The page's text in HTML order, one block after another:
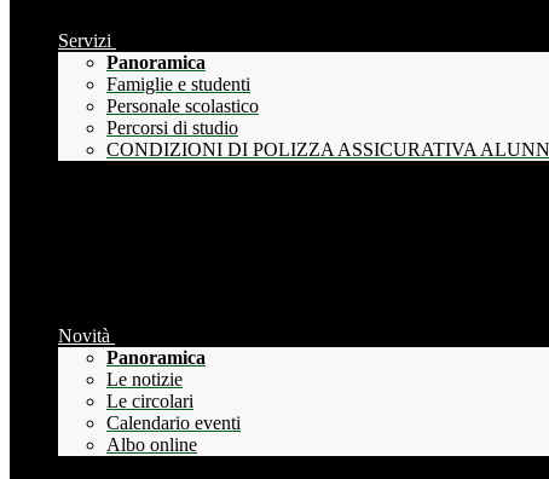
Servizi
Panoramica
Famiglie e studenti
Personale scolastico
Percorsi di studio
CONDIZIONI DI POLIZZA ASSICURATIVA
Novità
Panoramica
Le notizie
Le circolari
Calendario eventi
Albo online